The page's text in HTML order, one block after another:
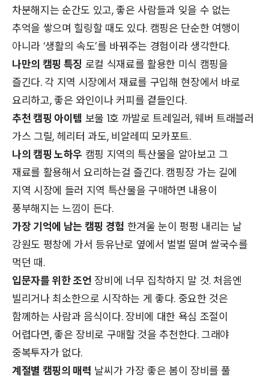
차분해지는 순간도 있고, 좋은 사람들과 잊을 수 없는
추억을 쌓으며 힐링할 때도 있다. 캠핑은 단순한 여행이
아니라 ‘생활의 속도’를 바꿔주는 경험이라 생각한다.
나만의 캠핑 특징 로컬 식재료를 활용한 미식 캠핑을
즐긴다. 각 지역 시장에서 재료를 구입해 현장에서 바로
요리하고, 좋은 와인이나 커피를 곁들인다.
추천 캠핑 아이템 보물 1호 까발로 트레일러, 웨버 트래블러
가스 그릴, 헤리터 과도, 비알레띠 모카포트.
나의 캠핑 노하우 캠핑 지역의 특산물을 알아보고 그
재료를 활용해서 요리하는걸 즐긴다. 캠핑장 가는 길에
지역 시장에 들러 지역 특산물을 구매하면 내용이
풍부해지는 느낌이 든다.
가장 기억에 남는 캠핑 경험 한겨울 눈이 펑펑 내리는 날
강원도 평창에 가서 등유난로 옆에서 벌벌 떨며 쌀국수를
먹던 때.
입문자를 위한 조언 장비에 너무 집착하지 말 것. 처음엔
빌리거나 최소한으로 시작하는 게 좋다. 중요한 것은
함께하는 사람과 음식이다. 장비에 대한 욕심 조절이
어렵다면, 좋은 장비로 구매할 것을 추천한다. 그래야
중복투자가 없다.
계절별 캠핑의 매력 날씨가 가장 좋은 봄이 장비를 풀